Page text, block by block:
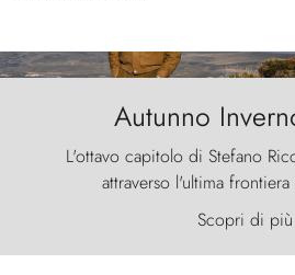
Autunno
L'ottavo capitolo di Stefano
attraverso l'ultima
primordiale, dove il vento
furia ancestrale e le Torres
cielo come sentinelle
Scopri di più